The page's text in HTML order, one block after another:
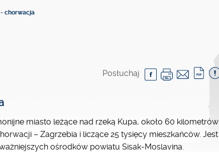
chorwacja
Posłuchaj
miasto leżące nad rzeką Kupa, około 60 kilometrów
– Zagrzebia i liczące 25 tysięcy mieszkańców. Jest
ośrodków powiatu Sisak-Moslavina.